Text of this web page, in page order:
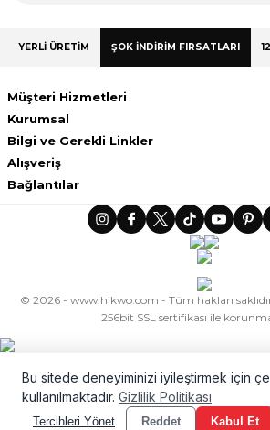
YERLİ ÜRETİM ŞOK İNDİRİM FIRSATLARI
Müşteri Hizmetleri
Kurumsal
Bilgi ve Gerekli Linkler
Alışveriş
Bağlantılar
© 2026 - www.hikwo.com - Tüm hakları
256bit SSL sertifikası ile